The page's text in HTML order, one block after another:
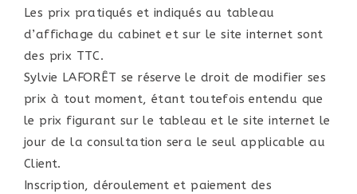
Les prix pratiqués et indiqués au tableau
d’affichage du cabinet et sur le site internet sont
des prix TTC.
Sylvie LAFORÊT se réserve le droit de modifier ses
prix à tout moment, étant toutefois entendu que
le prix figurant sur le tableau et le site internet le
jour de la consultation sera le seul applicable au
Client.
Inscription, déroulement et paiement des